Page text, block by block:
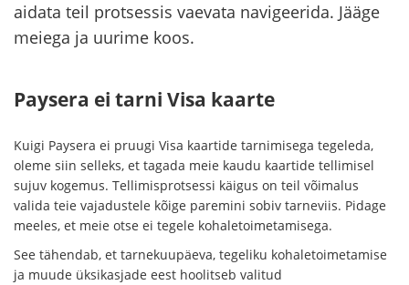
aidata teil protsessis vaevata navigeerida. Jääge
meiega ja uurime koos.
Paysera ei tarni Visa kaarte
Kuigi Paysera ei pruugi Visa kaartide tarnimisega tegeleda,
oleme siin selleks, et tagada meie kaudu kaartide tellimisel
sujuv kogemus. Tellimisprotsessi käigus on teil võimalus
valida teie vajadustele kõige paremini sobiv tarneviis. Pidage
meeles, et meie otse ei tegele kohaletoimetamisega.
See tähendab, et tarnekuupäeva, tegeliku kohaletoimetamise
ja muude üksikasjade eest hoolitseb valitud